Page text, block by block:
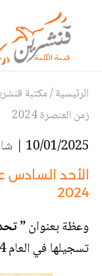
الرئيسية/مكتبة
زمن العنصرة 2024
10/01/2025 |
الأحد
2024
وعظة بعنوان”
تسجيلها في العام 2024.